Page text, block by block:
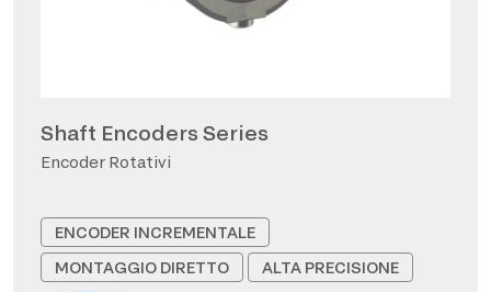
Shaft Encoders Series
Encoder Rotativi
ENCODER INCREMENTALE
MONTAGGIO DIRETTO
ALTA PRECISIONE